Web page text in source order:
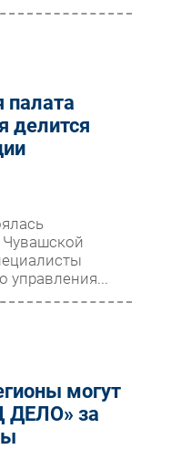
палата
делится
управления...
могут
ДЕЛО» за